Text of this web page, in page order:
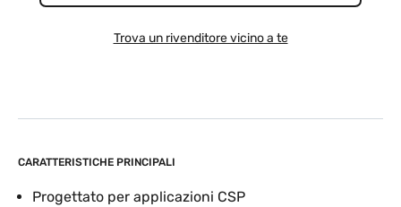
CARATTERISTICHE PRINCIPALI
Progettato per applicazioni CSP
Trova un rivenditore vicino a te